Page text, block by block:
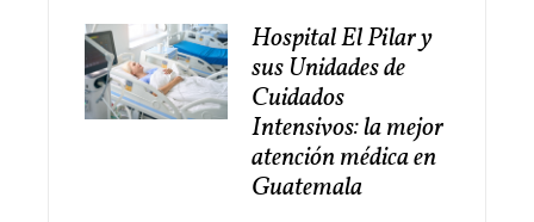
Hospital El Pilar y
sus Unidades de
Cuidados
Intensivos: la mejor
atención médica en
Guatemala